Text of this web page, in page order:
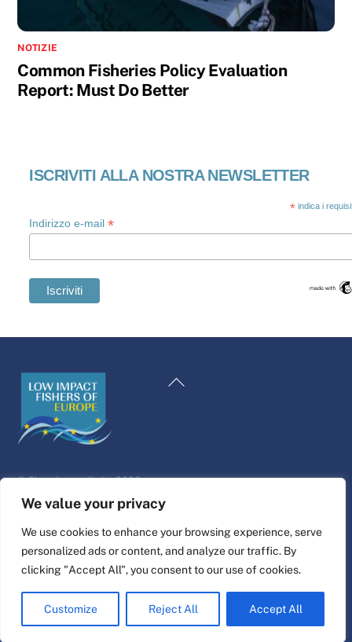
We value your privacy
We use cookies to enhance your browsing experience, serve
personalized ads or content, and analyze our traffic. By
clicking "Accept All", you consent to our use of cookies.
Customize Reject All Accept All
NOTIZIE
Common Fisheries Policy Evaluation
Report: Must Do Better
ISCRIVITI ALLA NOSTRA NEWSLETTER
* indica i
Indirizzo e-mail*
Torna
©Piattaforma di vita2026
Sito web progettato e realizzato da
Collegare
English
Croatian
Dutch
Swedish